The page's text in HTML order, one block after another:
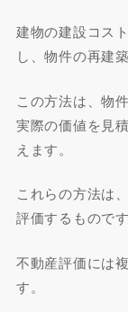
建物の建設コス
し、物件の再建
この方法は、物
実際の価値を見
えます。
これらの方法は
評価するものです
不動産評価には
す。